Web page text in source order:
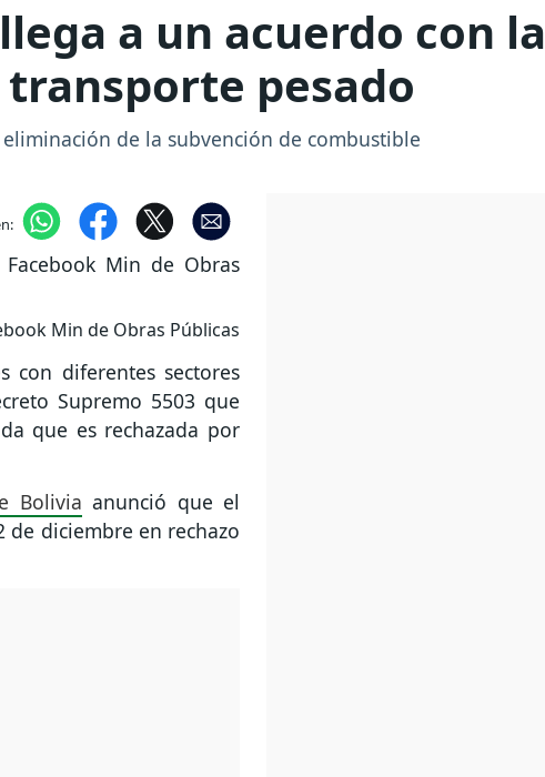
a un acuerdo con la
pesado
de la subvención de combustible
Min de Obras Públicas
con diferentes sectores
Supremo 5503 que
que es rechazada por
Bolivia anunció que el
diciembre en rechazo